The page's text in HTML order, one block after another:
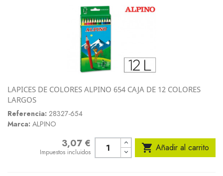
LAPICES DE COLORES ALPINO 654 CAJA DE 12 COLORES
LARGOS
Referencia: 28327-654
Marca: ALPINO
3,07 €
Impuestos incluidos  Añadir al carrito